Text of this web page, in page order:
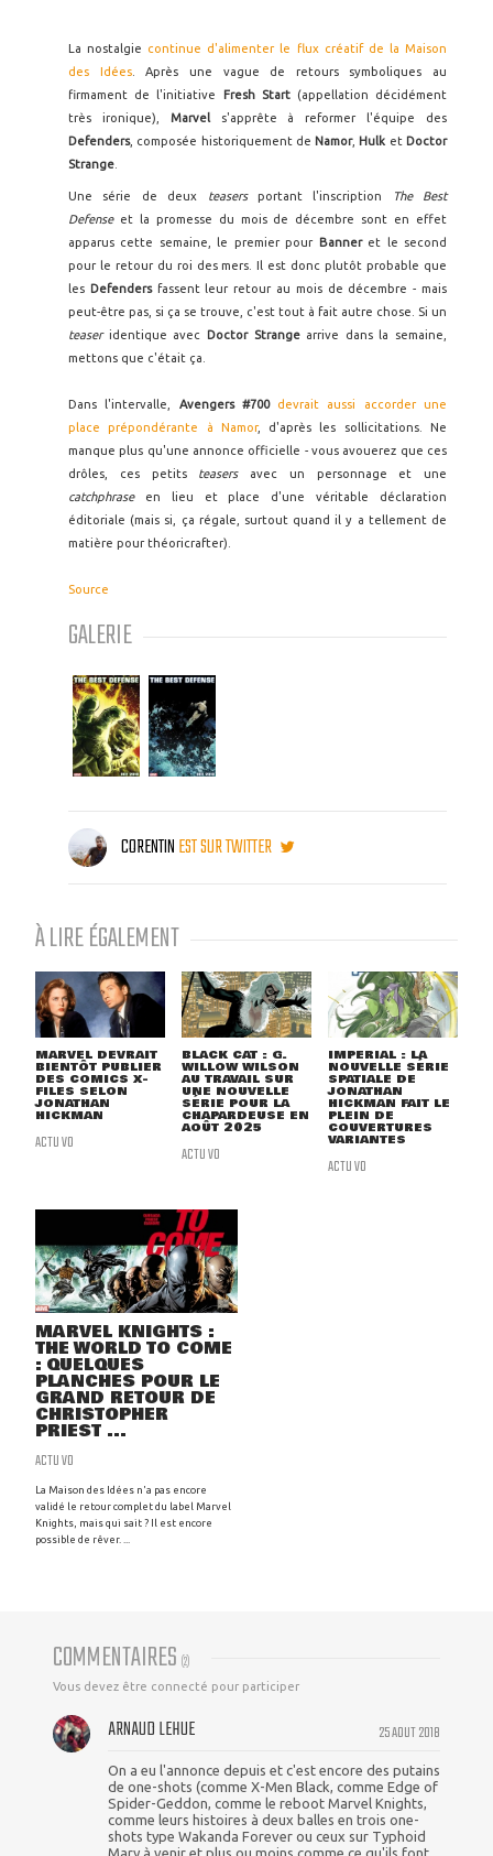
La nostalgie continue d'alimenter le flux créatif de la Maison
des Idées. Après une vague de retours symboliques au
firmament de l'initiative
Fresh Start (appellation décidément
très ironique), Marvels'apprête à reformer l'équipe des
Defenders, composée historiquement de Namor, Hulk et Doctor
Strange
Une série de deux teasers portant l'inscription
The Best
Defense et la promesse du mois de décembre sont en effet
apparus cette semaine, le premier pour Banneret le second
pour le retour du roi des mers. Il est donc plutôt probable que
les Defendersfassent leur retour au mois de décembre - mais
peut-être pas, si ça se trouve, c'est tout à fait autre chose. Si un
teaseridentique avec Doctor Strangearrive dans la semaine,
mettons que c'était ça.
Dans l'intervalle, Avengers #700
devrait aussi accorder une
place prépondérante à Namor, d'après les sollicitations. Ne
manque plus qu'une annonce officielle - vous avouerez que ces
drôles, ces petits teasersavec un personnage et une
catchphraseen lieu et place d'une véritable déclaration
éditoriale (mais si, ça régale, surtout quand il y a tellement de
matière pour théoricrafter).
Source
GALERIE
CORENTINEST SUR TWITTER
À LIRE ÉGALEMENT
MARVEL DEVRAIT
BIENTÔT PUBLIER
DES COMICS X-
FILES SELON
JONATHAN
HICKMAN
ACTU VO
BLACK CAT : G.
WILLOW WILSON
AU TRAVAIL SUR
UNE NOUVELLE
SÉRIE POUR LA
CHAPARDEUSE EN
AOÛT 2025
ACTU VO
IMPERIAL : LA
NOUVELLE SÉRIE
SPATIALE DE
JONATHAN
HICKMAN FAIT LE
PLEIN DE
COUVERTURES
VARIANTES
ACTU VO
MARVEL KNIGHTS :
THE WORLD TO COME
: QUELQUES
PLANCHES POUR LE
GRAND RETOUR DE
CHRISTOPHER
PRIEST ...
ACTU VO
La Maison des Idées n'a pas encore
validé le retour complet du label Marvel
Knights, mais qui sait ? Il est encore
possible de rêver. ...
COMMENTAIRES (2)
Vous devez être connecté pour participer
25 AOUT 2018
ARNAUD LEHUE
On a eu l'annonce depuis et c'est encore des putains
de one-shots (comme X-Men Black, comme Edge of
Spider-Geddon, comme le reboot Marvel Knights,
comme leurs histoires à deux balles en trois one-
shots type Wakanda Forever ou ceux sur Typhoid
Mary à venir et plus ou moins comme ce qu'ils font